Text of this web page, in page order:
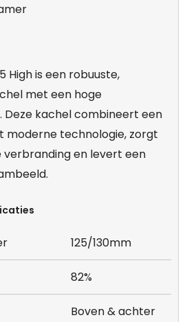
High is een robuuste,
met een hoge
kachel combineert een
moderne technologie, zorgt
en levert een
125/130mm
82%
Boven & achter